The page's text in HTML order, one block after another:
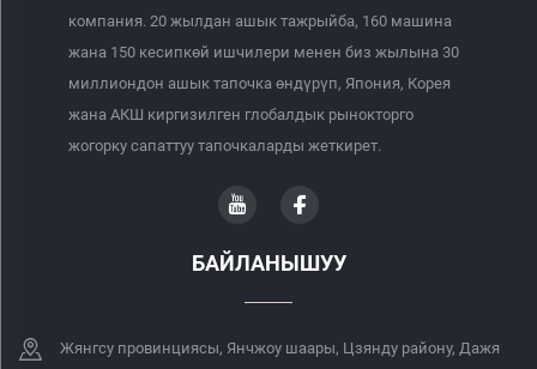
компания. 20 жылдан ашык тажрыйба, 160 машина
жана 150 кесипкөй ишчилери менен биз жылына 30
миллиондон ашык тапочка өндүрүп, Япония, Корея
жана АКШ киргизилген глобалдык рынокторго
жогорку сапаттуу тапочкаларды жеткирет.
БАЙЛАНЫШУУ
Жянгсу провинциясы, Янчжоу шаары, Цзянду району, Дажя